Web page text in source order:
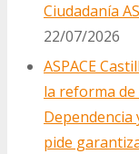
Ciudadanía
22/07/2026
ASPACE
la reforma de
Dependencia
pide